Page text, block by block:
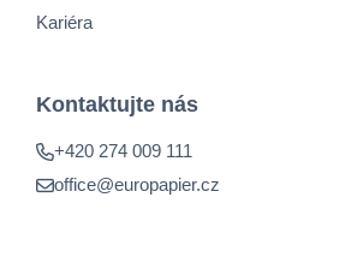
Kariéra
Kontaktujte nás
+420 274 009 111
office@europapier.cz